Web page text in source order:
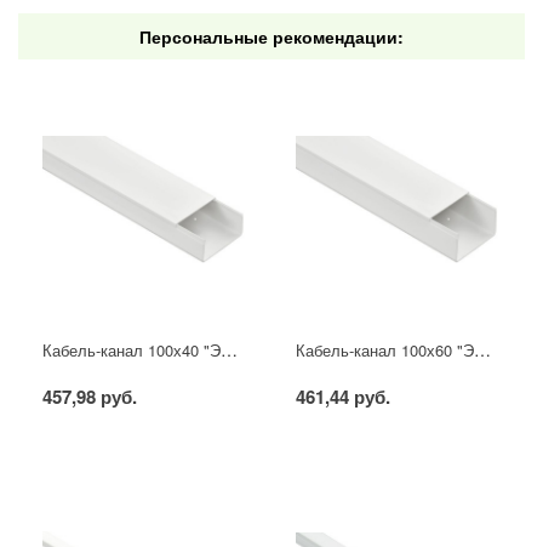
Персональные рекомендации:
Кабель-канал 100х40 "ЭЛЕКОР" белый (8м) IEK
457,98 руб.
Кабель-канал 100х60 "ЭЛЕКОР" белый (8м) IEK
461,44 руб.